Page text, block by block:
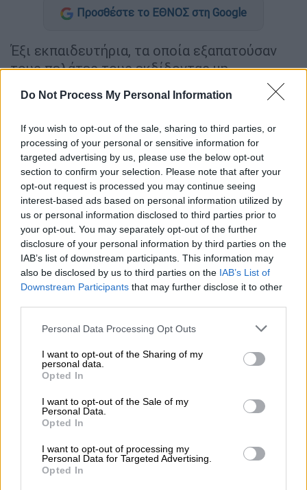
Do Not Process My Personal Information
If you wish to opt-out of the sale, sharing to third parties, or
processing of your personal or sensitive information for
targeted advertising by us, please use the below opt-out
section to confirm your selection. Please note that after your
opt-out request is processed you may continue seeing
interest-based ads based on personal information utilized by
us or personal information disclosed to third parties prior to
your opt-out. You may separately opt-out of the further
disclosure of your personal information by third parties on the
IAB’s list of downstream participants. This information may
also be disclosed by us to third parties on the IAB’s List of
Downstream Participants that may further disclose it to other
Please note that this website/app uses one or more Google
not limited to your visit or usage behaviour. You may click to
grant or deny consent to Google and its third-party tags to
use your data for below specified purposes in below Google
consent section.
Personal Data Processing Opt Outs
I want to opt-out of the Sharing of my
personal data.
Opted In
I want to opt-out of the Sale of my
Personal Data.
Opted In
I want to opt-out of processing my
Personal Data for Targeted Advertising.
Opted In
Προσθέστε το ΕΘΝΟΣ στη Google
Έξι εκπαιδευτήρια, τα οποία εξαπατούσαν
τους πελάτες τους εκδίδοντας μη
εντόπισαν οι ελεγκτές του ΔΕΟΣ της
Ανεξάρτητης Αρχής Δημοσίων Εσόδων
Όπως ανακοίνωσε η ΑΑΔΕ, μετά από
εισαγγελική παραγγελία,προχώρησαν σε
έλεγχο σε εκπαιδευτήρια στους νομούς
Αττικής, Χανίων και Ιωαννίνων, που παρείχαν
υπηρεσίες εκπαίδευσης ενηλίκων
εκδίδοντας βεβαιώσεις-πιστοποιητικά και
τίτλους σπουδών, η εγκυρότητα των οποίων
αμφισβητήθηκε από την αρμόδια Υπηρεσία
Πιστοποίησης του υπουργείου Παιδείας.
ΔΙΑΒΑΣΤΕ ΕΠΙΣΗΣ
Ελλάδα|24.03.2026 10:01
Παναγόπουλος στο OPEN:
Ενορχηστρωμένη επίθεση με
περίεργη χρονική συγκυρία